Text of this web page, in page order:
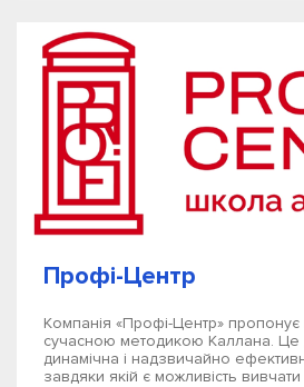
Профі-Центр
Компанія «Профі-Центр»
сучасною методикою Каллана. Це
динамічна і надзвичайно
завдяки якій є можливість вивчати